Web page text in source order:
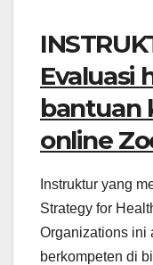
Evaluasi
bantuan
online
Instruktur yang
Strategy for
Organizations ini
berkompeten di